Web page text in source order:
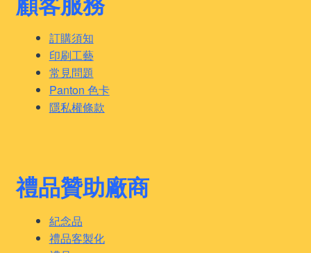
訂購須知
印刷工藝
常見問題
Panton 色卡
隱私權條款
禮品贊助廠商
紀念品
禮品客製化